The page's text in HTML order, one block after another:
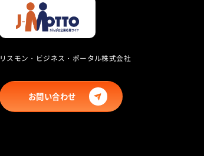
リスモン・ビジネス・ポータル株式会社
お問い合わせ